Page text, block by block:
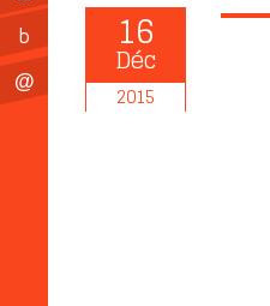
b
@
16
Déc
2015